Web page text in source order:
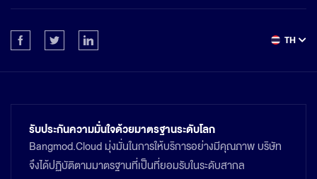
TH
รับประกันความมั่นใจด้วยมาตรฐานระดับโลก
Bangmod.Cloud มุ่งมั่นในการให้บริการอย่างมีคุณภาพ บริษัท
จึงได้ปฏิบัติตามมาตรฐานที่เป็นที่ยอมรับในระดับสากล